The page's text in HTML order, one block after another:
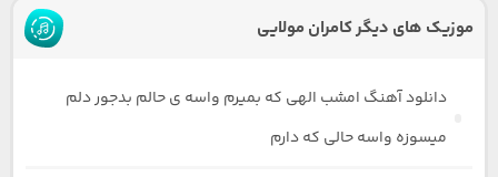
موزیک های دیگر کامران مولایی
دانلود آهنگ امشب الهی که بمیرم واسه ی حالم بدجور دلم
میسوزه واسه حالی که دارم